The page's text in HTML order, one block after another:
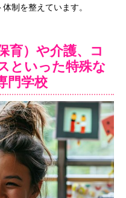
制を整えています。
育）や介護、コ
といった特殊な
門学校